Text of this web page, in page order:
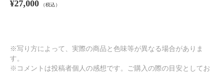
¥27,000 （税込）
※写り方によって、実際の商品と色味等が異なる場合がありま
す。
※コメントは投稿者個人の感想です。ご購入の際の目安としてお